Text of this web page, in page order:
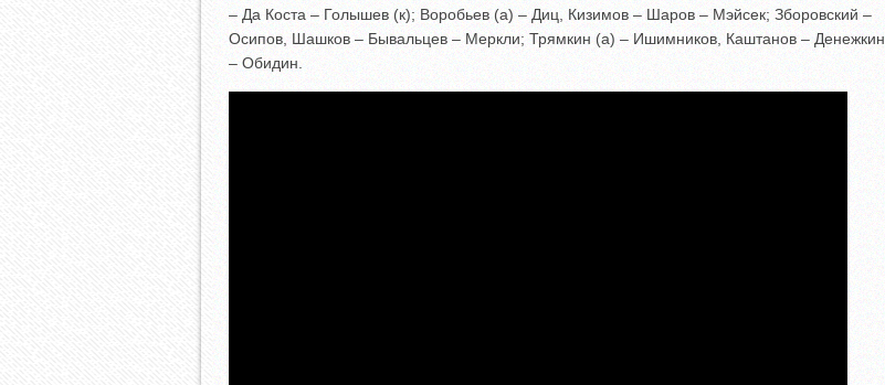
– Да Коста – Голышев (к); Воробьев (а) – Диц, Кизимов – Шаров – Мэйсек; Зборовский –
Осипов, Шашков – Бывальцев – Меркли; Трямкин (а) – Ишимников, Каштанов – Денежкин
– Обидин.